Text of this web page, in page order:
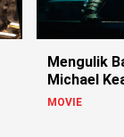
Mengulik
Michael
Flash
MOVIE